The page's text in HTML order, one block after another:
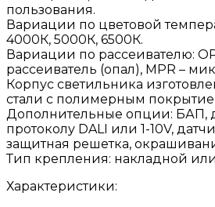
пользования.
Вариации по цветовой
4000К, 5000К, 6500К.
Вариации по рассеивателю:
рассеиватель (опал), МPR –
Корпус светильника
стали с полимерным
Дополнительные опции: БАП,
протоколу DALI или 1-10V,
защитная решетка,
Тип крепления: накладной
Характеристики: